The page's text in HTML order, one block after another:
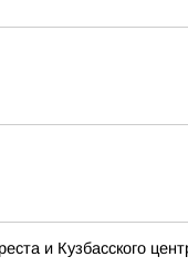
и Кузбасского